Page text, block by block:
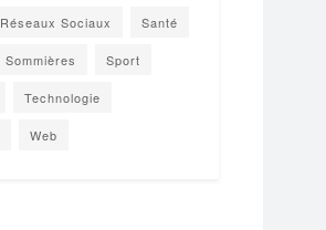
Réseaux Sociaux Santé
Sommières Sport
Technologie
Web